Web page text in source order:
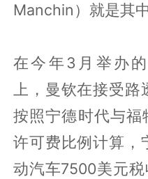
Manchin）就是其中
在今年3月举办的
上，曼钦在接受路
按照宁德时代与福
许可费比例计算，
动汽车7500美元税